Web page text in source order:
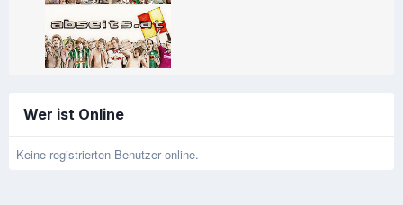
Wer ist Online
Keine registrierten Benutzer online.